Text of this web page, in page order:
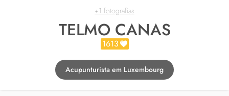
+1 fotografias
TELMO CANAS
1613
Acupunturista em Luxembourg